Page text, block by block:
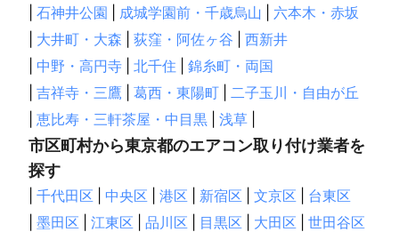
石神井公園 成城学園前・千歳烏山
六本木・赤坂
大井町・大森 荻窪・阿佐ヶ谷
西新井
中野・高円寺 北千住
錦糸町・両国
吉祥寺・三鷹 葛西・東陽町
二子玉川・自由が丘
恵比寿・三軒茶屋・中目黒 浅草
市区町村から東京都のエアコン取り付け業者を
探す
千代田区 中央区 港区 新宿区 文京区
台東区
墨田区 江東区 品川区 目黒区 大田区
世田谷区